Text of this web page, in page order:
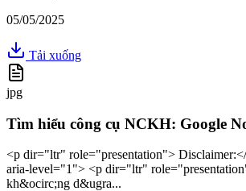
05/05/2025
Tải xuống
jpg
Tìm hiểu công cụ NCKH: Google
<p dir="ltr" role="presentation">
aria-level="1"> <p dir="ltr"
kh&ocirc;ng d&ugra...